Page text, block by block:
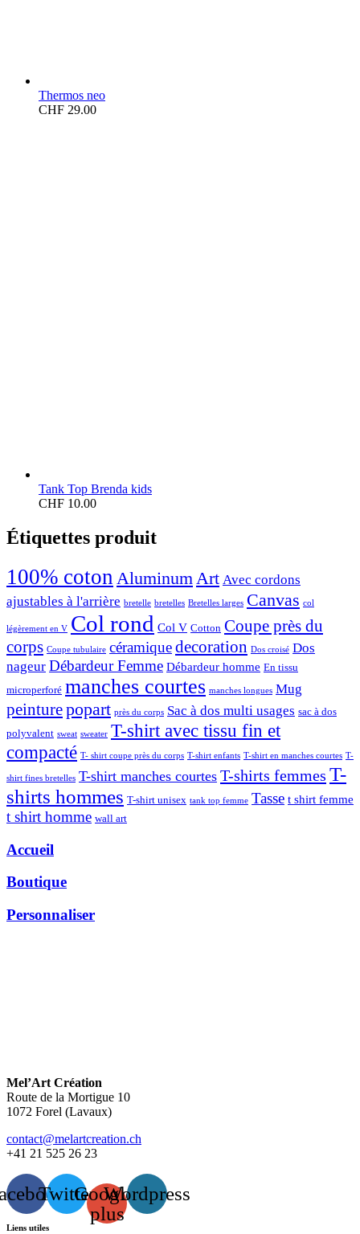
Thermos neo
CHF 29.00
Tank Top Brenda kids
CHF 10.00
Étiquettes produit
100% coton AluminumArt Avec cordons
ajustables à l'arrière bretelle bretelles Bretelles larges Canvas col
légèrement en V Col rond Col V Cotton Coupe près du
corps Coupe tubulaire céramiquedecoration Dos croisé Dos
nageur Débardeur Femme Débardeur homme En tissu
microperforé manches courtes manches longues Mug
peinturepopart près du corps Sac à dos multi usages sac à dos
polyvalent sweat sweater T-shirt avec tissu fin et
compacté T- shirt coupe près du corps T-shirt enfants T-shirt en manches courtes T-
shirt fines bretelles T-shirt manches courtes T-shirts femmes T-
shirts hommes T-shirt unisex tank top femme Tasse t shirt femme
t shirt homme wall art
Accueil
Boutique
Personnaliser
Mel’Art Création
Route de la Mortigue 10
1072 Forel (Lavaux)
contact@melartcreation.ch
+41 21 525 26 23
TwitterGoogle-
plus
Wordpress
Liens utiles